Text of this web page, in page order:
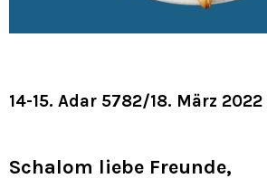
14-15. Adar 5782/18. März 2022
Schalom liebe Freunde,